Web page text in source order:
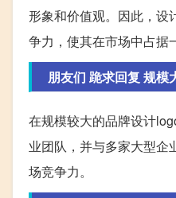
形象和价值观。因此，设
争力，使其在市场中占据
朋友们 跪求回复 规
在规模较大的品牌设计
业团队，并与多家大型企
场竞争力。